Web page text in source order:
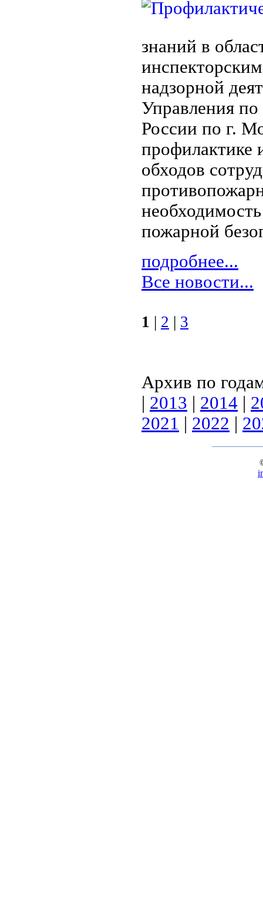
знаний в
надзорной
Управления
России по г.
профилактике
обходов
пожарной
подробнее...
Все новости...
1 | 2 | 3
Архив по
2013 2014
2021
2022